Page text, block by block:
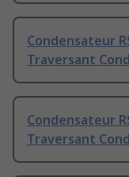
Condensateur
Traversant
Condensateur
Traversant